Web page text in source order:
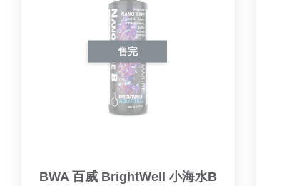
售完
BWA 百威 BrightWell 小海水B